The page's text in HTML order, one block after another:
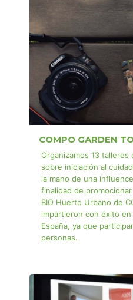
COMPO GARDEN
Organizamos 13
sobre iniciación al
la mano de una
finalidad de
BIO Huerto Urbano de
impartieron con éxito
España, ya que
personas.